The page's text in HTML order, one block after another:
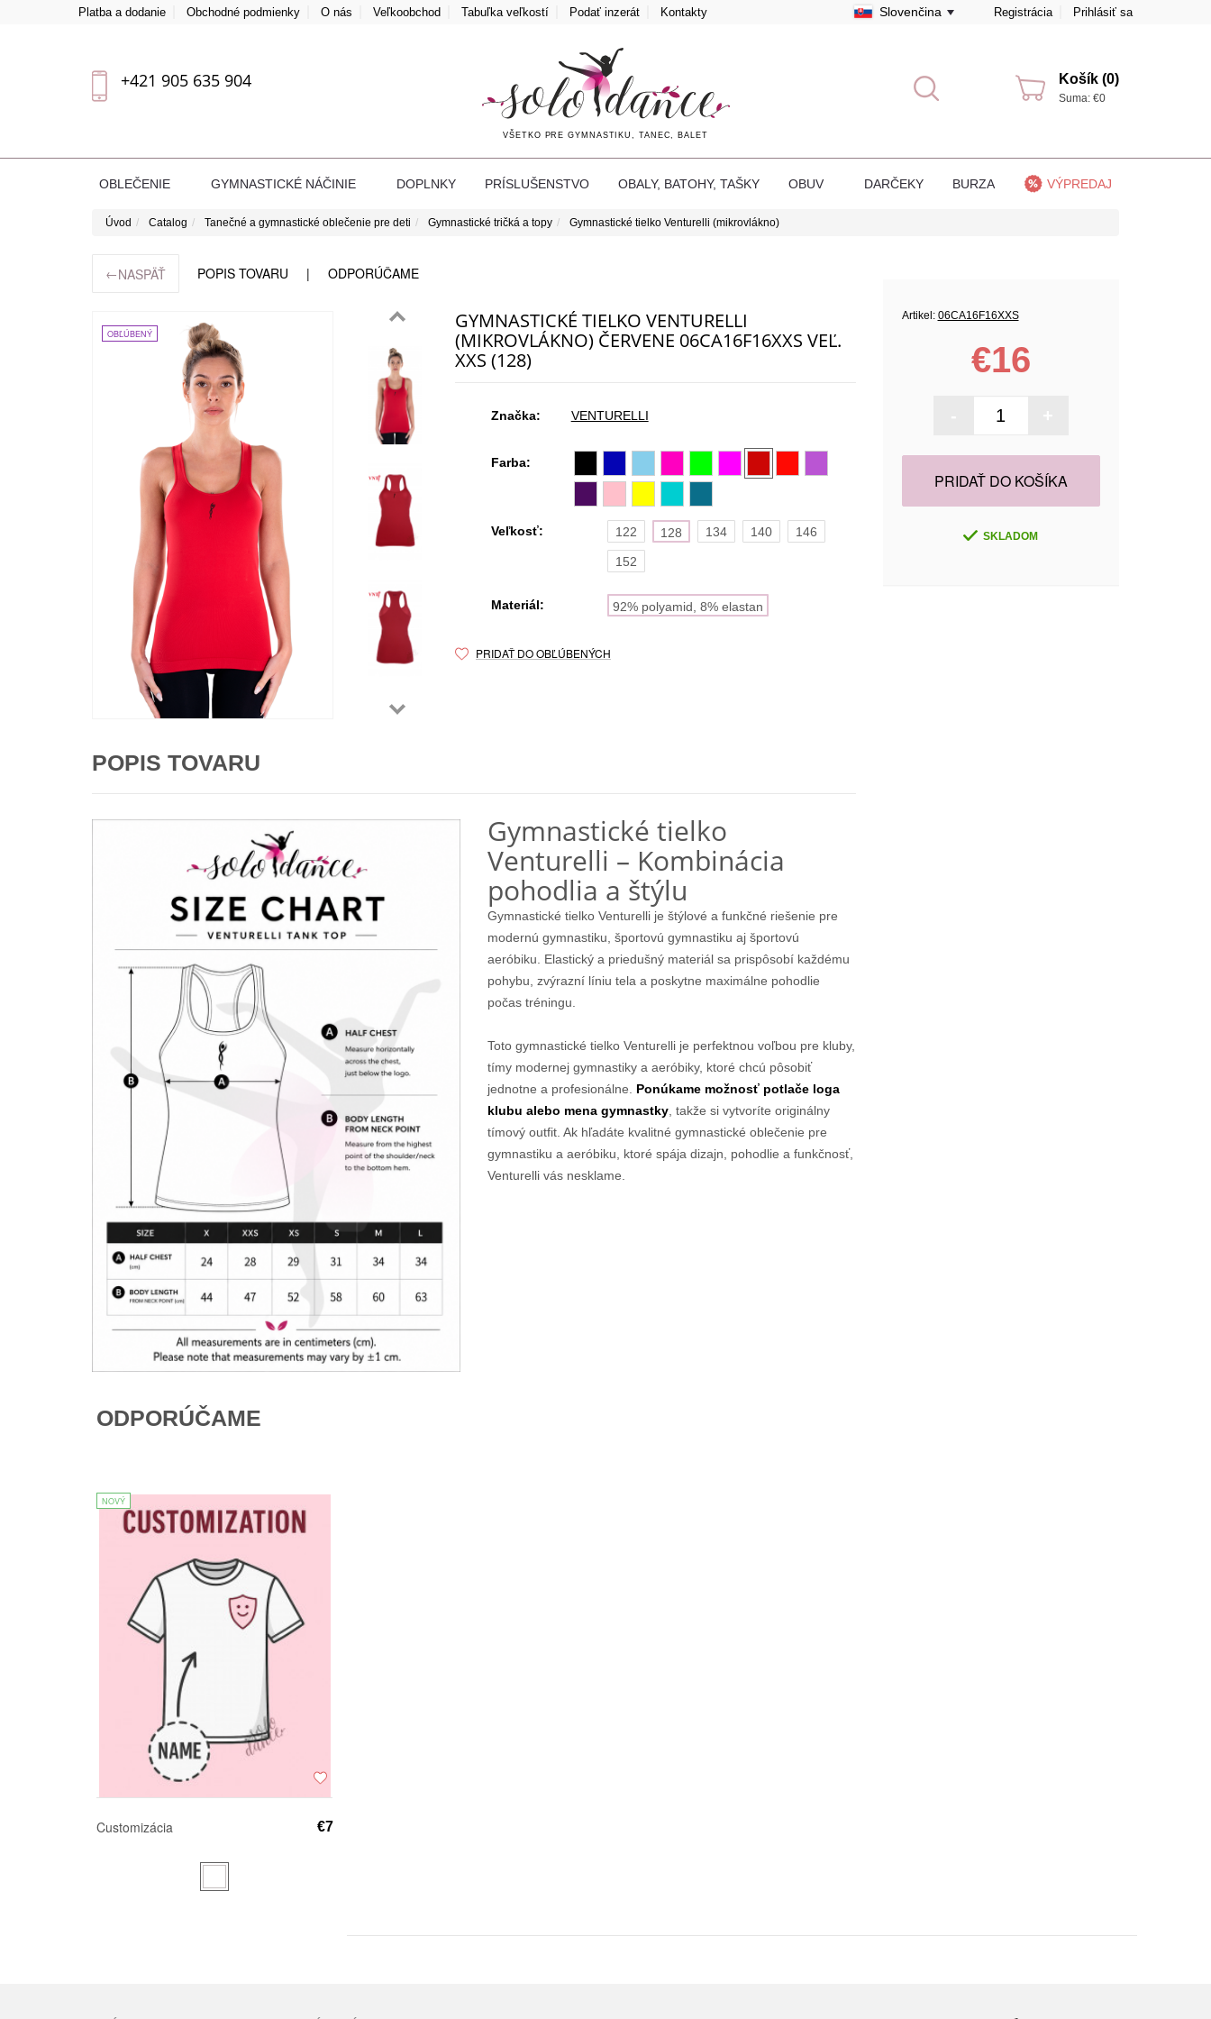
Platba a dodanie Obchodné podmienky O nás Veľkoobchod Tabuľka veľkostí Podať inzerát Kontakty Slovenčina Registrácia Prihlásiť sa
+421 905 635 904
VŠETKO PRE GYMNASTIKU, TANEC, BALET
Košík (0)
Suma: €0
OBLEČENIE GYMNASTICKÉ NÁČINIE DOPLNKY PRÍSLUŠENSTVO OBALY, BATOHY, TAŠKY OBUV DARČEKY BURZA VÝPREDAJ
Úvod Catalog Tanečné a gymnastické oblečenie pre deti Gymnastické tričká a topy Gymnastické tielko Venturelli (mikrovlákno)
←NASPÄŤ POPIS TOVARU ODPORÚČAME
OBĽÚBENÝ
GYMNASTICKÉ TIELKO VENTURELLI
(MIKROVLÁKNO) ČERVENE 06CA16F16XXS VEĽ.
XXS (128)
Značka: VENTURELLI
Farba:
Veľkosť: 122 128 134 140 146
152
Materiál: 92% polyamid, 8% elastan
PRIDAŤ DO OBĽÚBENÝCH
POPIS TOVARU
Gymnastické tielko
Venturelli – Kombinácia
pohodlia a štýlu
Gymnastické tielko Venturelli je štýlové a funkčné riešenie pre
modernú gymnastiku, športovú gymnastiku aj športovú
aeróbiku. Elastický a priedušný materiál sa prispôsobí každému
pohybu, zvýrazní líniu tela a poskytne maximálne pohodlie
počas tréningu.
Toto gymnastické tielko Venturelli je perfektnou voľbou pre kluby,
tímy modernej gymnastiky a aeróbiky, ktoré chcú pôsobiť
jednotne a profesionálne. Ponúkame možnosť potlače loga
klubu alebo mena gymnastky, takže si vytvoríte originálny
tímový outfit. Ak hľadáte kvalitné gymnastické oblečenie pre
gymnastiku a aeróbiku, ktoré spája dizajn, pohodlie a funkčnosť,
Venturelli vás nesklame.
Artikel: 06CA16F16XXS
€16
PRIDAŤ DO KOŠÍKA
SKLADOM
ODPORÚČAME
NOVÝ
Customizácia €7